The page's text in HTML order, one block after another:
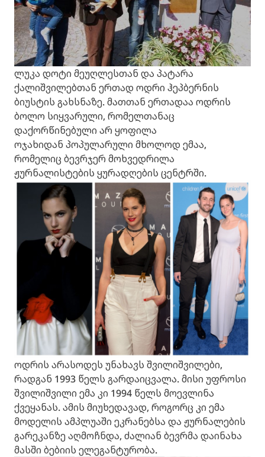
ლუკა დოტი მეუღლესთან და პატარა
ქალიშვილებთან ერთად ოდრი ჰეპბერნის
ბიუსტის გახსნაზე. მათთან ერთადაა ოდრის
ბოლო სიყვარული, რომელთანაც
დაქორწინებული არ ყოფილა
ოჯახიდან პოპულარული მხოლოდ ემაა,
რომელიც ბევრჯერ მოხვედრილა
ჟურნალისტების ყურადღების ცენტრში.
ოდრის არასოდეს უნახავს შვილიშვილები,
რადგან 1993 წელს გარდაიცვალა. მისი უფროსი
შვილიშვილი ემა კი 1994 წელს მოევლინა
ქვეყანას. ამის მიუხედავად, როგორც კი ემა
მოდელის ამპლუაში ეკრანებსა და ჟურნალების
გარეკანზე აღმოჩნდა, ძალიან ბევრმა დაინახა
მასში ბებიის ელეგანტურობა.